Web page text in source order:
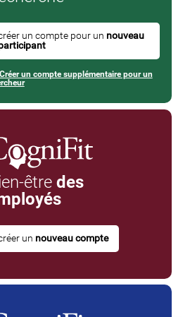
un compte pour un nouveau
Créer un compte supplémentaire pour un
être des
un nouveau compte